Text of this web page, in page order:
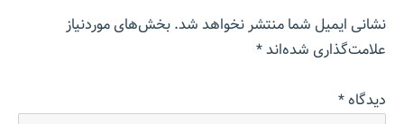
نشانی ایمیل شما منتشر نخواهد شد.بخش‌های موردنیاز
علامت‌گذاری شده‌اند*
دیدگاه*